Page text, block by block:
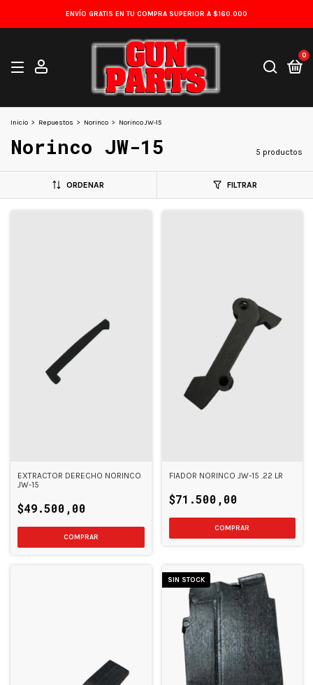
ENVÍO GRATIS EN TU COMPRA SUPERIOR A $160.000
0
Inicio > Repuestos > Norinco > Norinco JW-15
Norinco JW-15 5 productos
ORDENAR FILTRAR
EXTRACTOR DERECHO NORINCO
JW-15
$49.500,00
FIADOR NORINCO JW-15 .22 LR
$71.500,00
SIN STOCK